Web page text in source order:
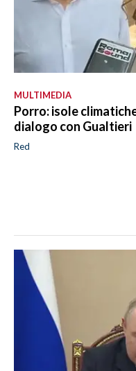
MULTIMEDIA
Porro: isole
dialogo con Gualtieri
Red